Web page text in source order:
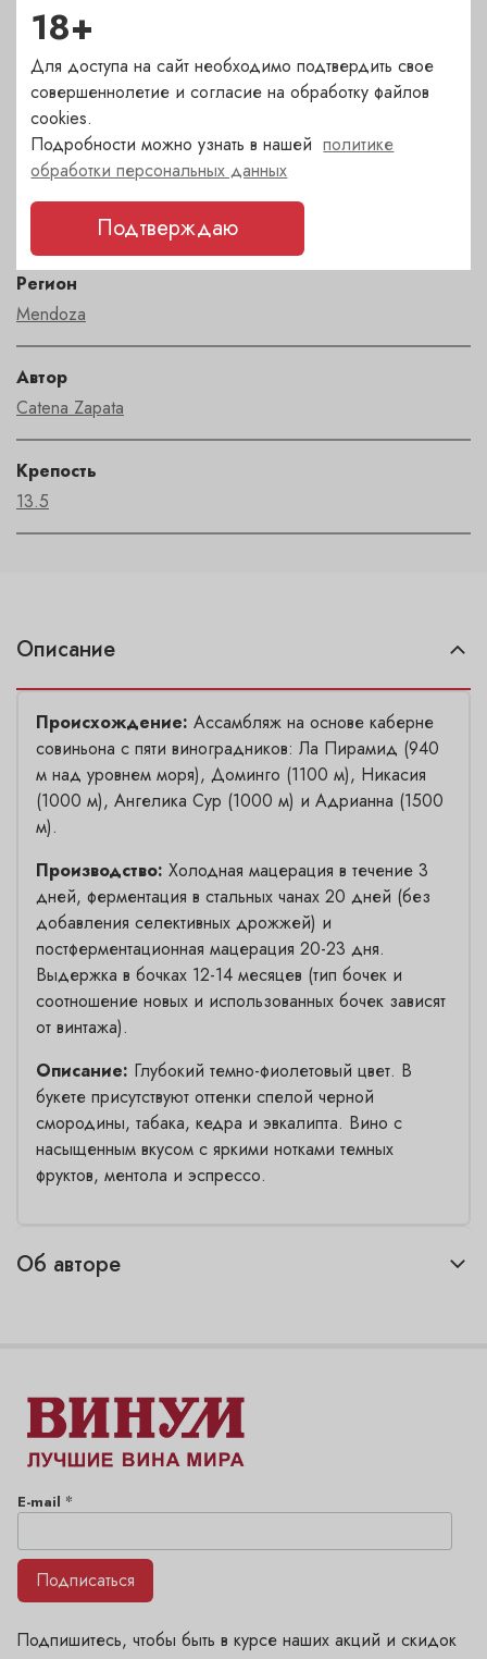
сухое
Страна
Аргентина
Сорт
Каберне совиньон
Регион
Mendoza
Автор
Catena Zapata
Крепость
13.5
Описание
Происхождение: Ассамбляж на основе каберне
совиньона с пяти виноградников: Ла Пирамид (940
м над уровнем моря), Доминго (1100 м), Никасия
(1000 м), Ангелика Сур (1000 м) и Адрианна (1500
м).
Производство: Холодная мацерация в течение 3
дней, ферментация в стальных чанах 20 дней (без
добавления селективных дрожжей) и
постферментационная мацерация 20-23 дня.
Выдержка в бочках 12-14 месяцев (тип бочек и
соотношение новых и использованных бочек зависят
от винтажа).
Описание: Глубокий темно-фиолетовый цвет. В
букете присутствуют оттенки спелой черной
смородины, табака, кедра и эвкалипта. Вино с
насыщенным вкусом с яркими нотками темных
фруктов, ментола и эспрессо.
Об авторе
Подпишитесь, чтобы быть в курсе наших акций и скидок
E-mail *
Подписаться
18+
Для доступа на сайт необходимо подтвердить свое
совершеннолетие и согласие на обработку файлов
cookies.
Подробности можно узнать в нашейполитике
обработки персональных данных
Подтверждаю